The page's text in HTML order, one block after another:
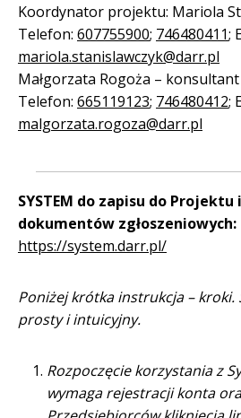
Koordynator projektu: Mariola
Telefon: 607755900; 746480411;
mariola.stanislawczyk@darr.pl
Małgorzata Rogoża – konsultant
Telefon: 665119123; 746480412;
malgorzata.rogoza@darr.pl
SYSTEM do zapisu do Projektu
dokumentów zgłoszeniowych:
https://system.darr.pl/
Poniżej krótka instrukcja – kroki.
prosty i intuicyjny.
Rozpoczęcie korzystania z
wymaga rejestracji konta